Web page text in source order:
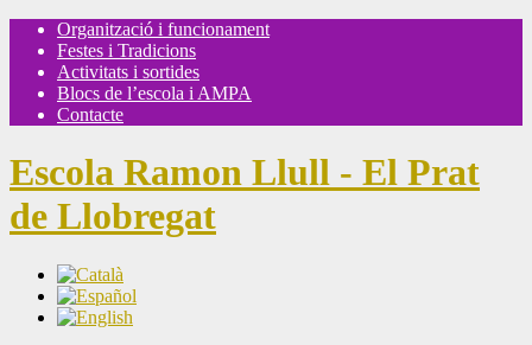
Organització i funcionament
Festes i Tradicions
Activitats i sortides
Blocs de l’escola i AMPA
Contacte
Escola Ramon Llull - El Prat
de Llobregat